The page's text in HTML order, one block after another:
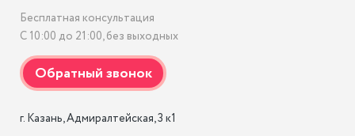
Бесплатная консультация
С 10:00 до 21:00, без выходных
г. Казань, Адмиралтейская, 3 к1